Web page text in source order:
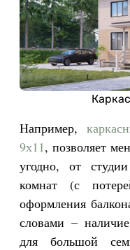
Например,
9х11, позволяет
угодно, от
комнат (с
оформления
словами –
для большой